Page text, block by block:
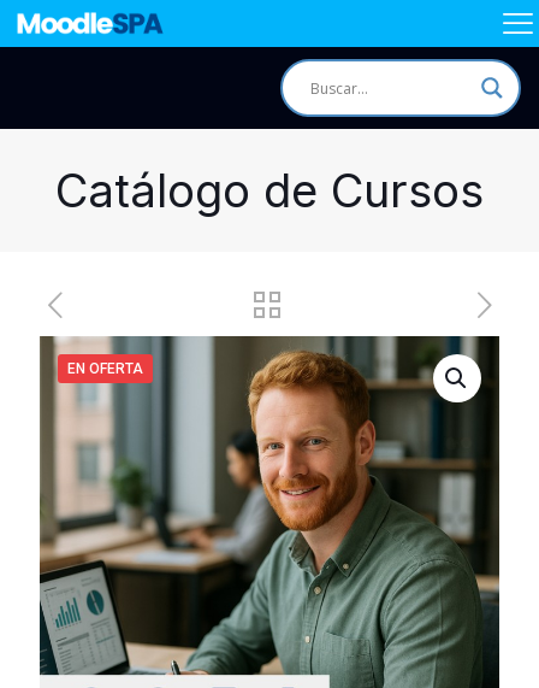
Catálogo de Cursos
EN OFERTA